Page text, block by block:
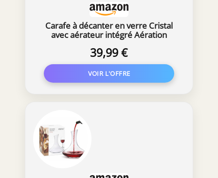
Carafe à décanter en verre Cristal
avec aérateur intégré Aération
39,99 €